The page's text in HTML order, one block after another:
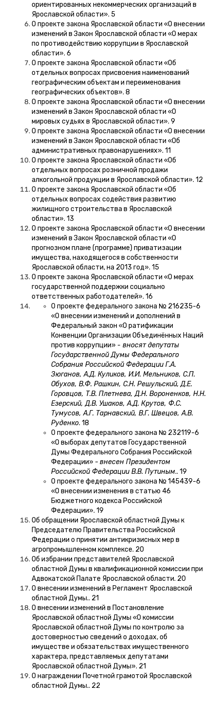
ориентированных некоммерческих организаций в
Ярославской области». 5
О проекте закона Ярославской области «О внесении
изменений в Закон Ярославской области «О мерах
по противодействию коррупции в Ярославской
области». 6
О проекте закона Ярославской области «Об
отдельных вопросах присвоения наименований
географическим объектам и переименования
географических объектов». 8
О проекте закона Ярославской области «О внесении
изменений в Закон Ярославской области «О
мировых судьях в Ярославской области». 9
О проекте закона Ярославской области «О внесении
изменений в Закон Ярославской области «Об
административных правонарушениях». 11
О проекте закона Ярославской области «Об
отдельных вопросах розничной продажи
алкогольной продукции в Ярославской области». 12
О проекте закона Ярославской области «Об
отдельных вопросах содействия развитию
жилищного строительства в Ярославской
области». 13
О проекте закона Ярославской области «О внесении
изменений в Закон Ярославской области «О
прогнозном плане (программе) приватизации
имущества, находящегося в собственности
Ярославской области, на 2013 год». 15
О проекте закона Ярославской области «О мерах
государственной поддержки социально
ответственных работодателей». 16
О проекте федерального закона № 216235-6
«О внесении изменений и дополнений в
Федеральный закон «О ратификации
Конвенции Организации Объединённых Наций
против коррупции» - вносят депутаты
Государственной Думы Федерального
Собрания Российской Федерации Г.А.
Зюганов, А.Д. Куликов, И.И. Мельников, С.П.
Обухов, В.Ф. Рашкин, С.Н. Решульский, Д.Е.
Горовцов, Т.В. Плетнева, Д.Н. Вороненков, Н.Н.
Езерский, Д.В. Ушаков, А.Д. Крутов, Ф.С.
Тумусов, А.Г. Тарнавский, В.Г. Швецов, А.В.
Руденко. 18
О проекте федерального закона № 232119-6
«О выборах депутатов Государственной
Думы Федерального Собрания Российской
Федерации» - внесен Президентом
Российской Федерации В.В. Путиным.. 19
О проекте федерального закона № 145439-6
«О внесении изменения в статью 46
Бюджетного кодекса Российской
Федерации». 19
Об обращении Ярославской областной Думы к
Председателю Правительства Российской
Федерации о принятии антикризисных мер в
агропромышленном комплексе. 20
Об избрании представителей Ярославской
областной Думы в квалификационной комиссии при
Адвокатской Палате Ярославской области. 20
О внесении изменений в Регламент Ярославской
областной Думы.. 21
О внесении изменений в Постановление
Ярославской областной Думы «О комиссии
Ярославской областной Думы по контролю за
достоверностью сведений о доходах, об
имуществе и обязательствах имущественного
характера, представляемых депутатами
Ярославской областной Думы». 21
О награждении Почетной грамотой Ярославской
областной Думы.. 22